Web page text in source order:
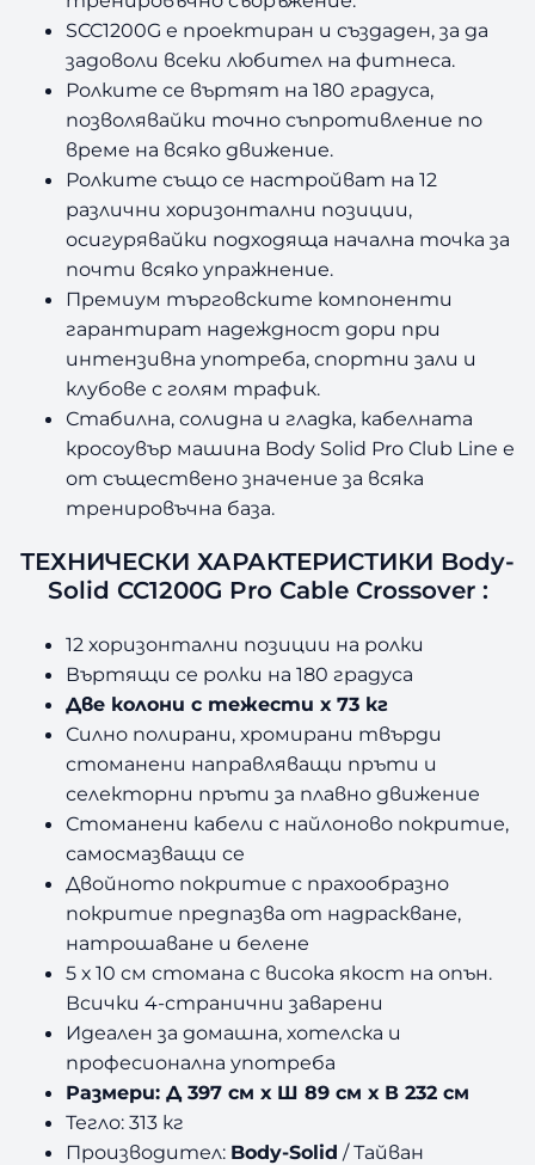
SCC1200G е проектиран и създаден, за да
задоволи всеки любител на фитнеса.
Ролките се въртят на 180 градуса,
позволявайки точно съпротивление по
време на всяко движение.
Ролките също се настройват на 12
различни хоризонтални позиции,
осигурявайки подходяща начална точка за
почти всяко упражнение.
Премиум търговските компоненти
гарантират надеждност дори при
интензивна употреба, спортни зали и
клубове с голям трафик.
Стабилна, солидна и гладка, кабелната
кросоувър машина Body Solid Pro Club Line е
от съществено значение за всяка
тренировъчна база.
ТЕХНИЧЕСКИ ХАРАКТЕРИСТИКИ Body-
Solid CC1200G Pro Cable Crossover :
12 хоризонтални позиции на ролки
Въртящи се ролки на 180 градуса
Две колони с тежести х 73 кг
Силно полирани, хромирани твърди
стоманени направляващи пръти и
селекторни пръти за плавно движение
Стоманени кабели с найлоново покритие,
самосмазващи се
Двойното покритие с прахообразно
покритие предпазва от надраскване,
натрошаване и белене
5 х 10 см стомана с висока якост на опън.
Всички 4-странични заварени
Идеален за домашна, хотелска и
професионална употреба
Размери: Д 397 см х Ш 89 см х В 232 см
Тегло: 313 кг
Производител: Body-Solid / Тайван